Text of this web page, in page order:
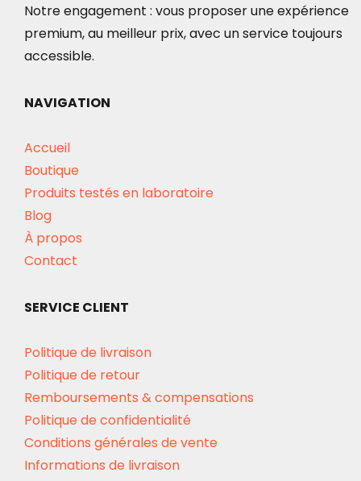
Notre engagement : vous proposer une expérience
premium, au meilleur prix, avec un service toujours
accessible.
NAVIGATION
Accueil
Boutique
Produits testés en laboratoire
Blog
À propos
Contact
SERVICE CLIENT
Politique de livraison
Politique de retour
Remboursements & compensations
Politique de confidentialité
Conditions générales de vente
Informations de livraison